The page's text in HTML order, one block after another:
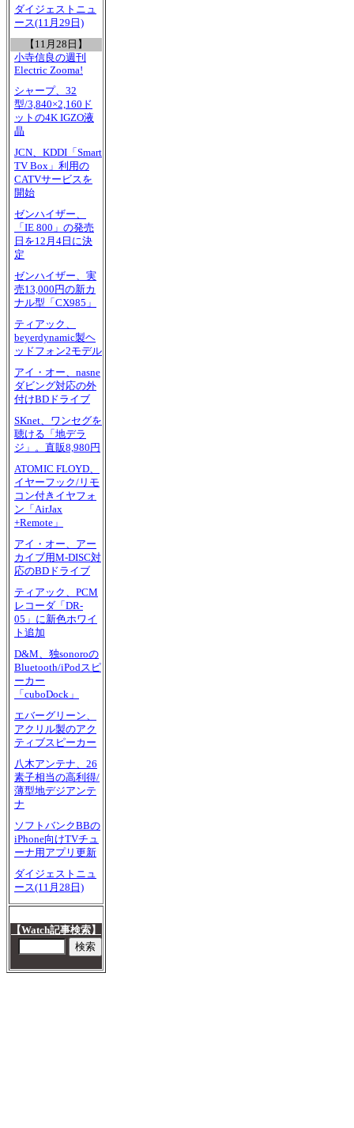
ダイジェストニュ
ース(11月29日)
【11月28日】
小寺信良の週刊
Electric Zooma!
シャープ、32
型/3,840×2,160ド
ットの4K IGZO液
晶
JCN、KDDI「Smart
TV Box」利用の
CATVサービスを
開始
ゼンハイザー、
「IE 800」の発売
日を12月4日に決
定
ゼンハイザー、実
売13,000円の新カ
ナル型「CX985」
ティアック、
beyerdynamic製ヘ
ッドフォン2モデル
アイ・オー、nasne
ダビング対応の外
付けBDドライブ
SKnet、ワンセグを
聴ける「地デラ
ジ」。直販8,980円
ATOMIC FLOYD、
イヤーフック/リモ
コン付きイヤフォ
ン「AirJax
+Remote」
アイ・オー、アー
カイブ用M-DISC対
応のBDドライブ
ティアック、PCM
レコーダ「DR-
05」に新色ホワイ
ト追加
D&M、独sonoroの
Bluetooth/iPodスピ
ーカー
「cuboDock」
エバーグリーン、
アクリル製のアク
ティブスピーカー
八木アンテナ、26
素子相当の高利得/
薄型地デジアンテ
ナ
ソフトバンクBBの
iPhone向けTVチュ
ーナ用アプリ更新
ダイジェストニュ
ース(11月28日)
【Watch記事検索】